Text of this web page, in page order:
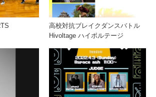
高校対抗ブレイクダンスバトル
Hivoltage ハイボルテージ